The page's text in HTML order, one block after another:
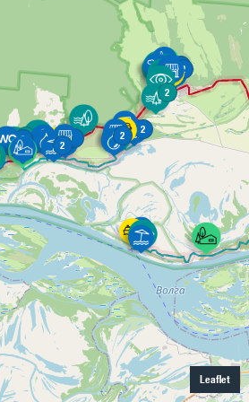
2
2
2
2
2
5
2
2
2
2
Leaflet